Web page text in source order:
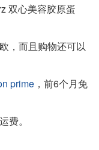
双心美容胶原蛋
，而且购物还可以
prime ，前6个月免
费。